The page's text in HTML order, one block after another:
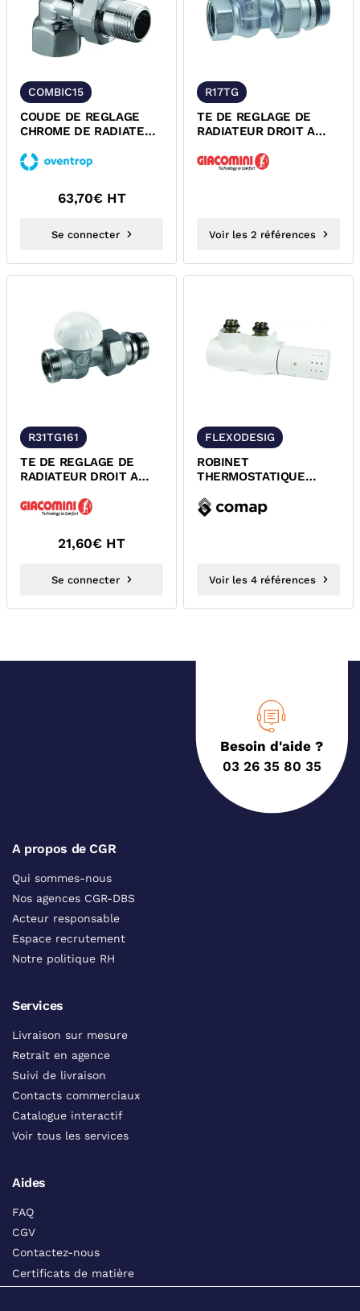
COMBIC15
COUDE DE REGLAGE
CHROME DE RADIATEUR
SERIE COMBI C...
63,70€ HT
Se connecter
R17TG
TE DE REGLAGE DE
RADIATEUR DROIT A
GIACOMINI
Voir les 2 références
R31TG161
TE DE REGLAGE DE
RADIATEUR DROIT A
GIACOMINI
21,60€ HT
Se connecter
FLEXODESIG
ROBINET
THERMOSTATIQUE
SECHE-SERVIETTE
COMAP
Voir les 4 références
Besoin d'aide ?
03 26 35 80 35
A propos de CGR
Qui sommes-nous
Nos agences CGR-DBS
Acteur responsable
Espace recrutement
Notre politique RH
Services
Livraison sur mesure
Retrait en agence
Suivi de livraison
Contacts commerciaux
Catalogue interactif
Voir tous les services
Aides
FAQ
CGV
Contactez-nous
Certificats de matière